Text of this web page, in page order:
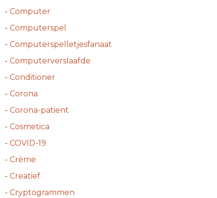
- Computer
- Computerspel
- Computerspelletjesfanaat
- Computerverslaafde
- Conditioner
- Corona
- Corona-patient
- Cosmetica
- COVID-19
- Crème
- Creatief
- Cryptogrammen